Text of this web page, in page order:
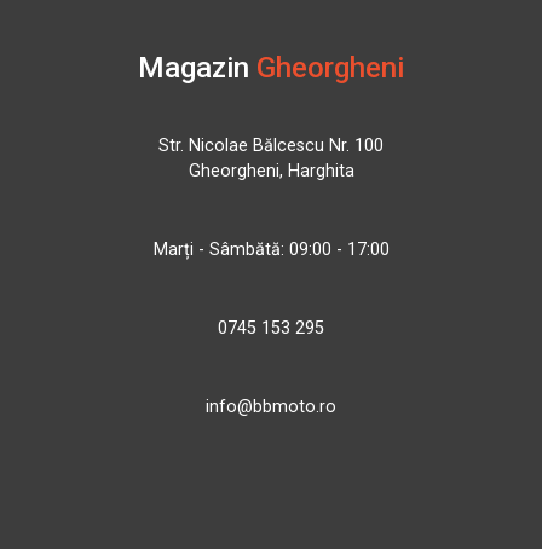
Magazin Gheorgheni
Str. Nicolae Bălcescu Nr. 100
Gheorgheni, Harghita
Marți - Sâmbătă: 09:00 - 17:00
0745 153 295
info@bbmoto.ro